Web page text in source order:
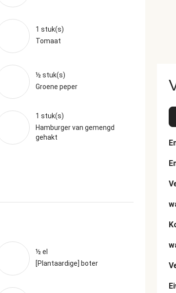
1 stuk(s)
Tomaat
½ stuk(s)
Groene peper
1 stuk(s)
Hamburger van gemengd
gehakt
½ el
[Plantaardige] boter